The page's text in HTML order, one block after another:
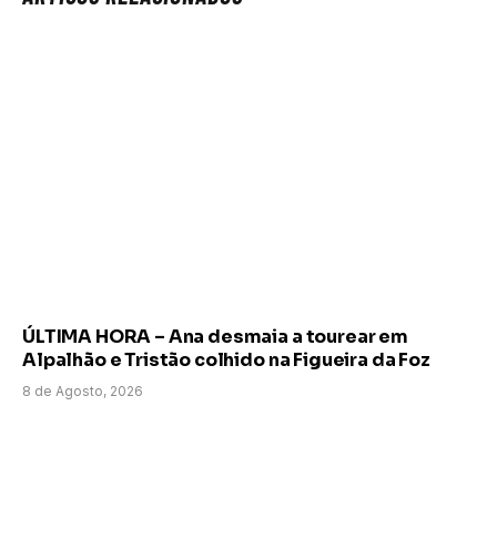
ÚLTIMA HORA – Ana desmaia a tourear em
Alpalhão e Tristão colhido na Figueira da Foz
8 de Agosto, 2026